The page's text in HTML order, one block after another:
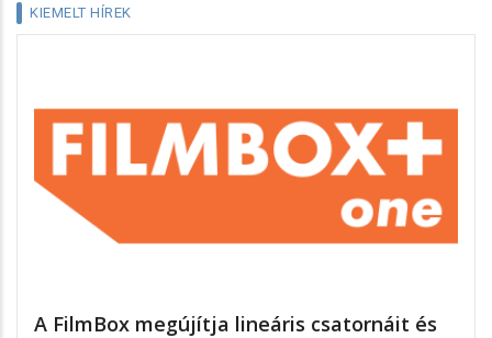
KIEMELT HÍREK
A FilmBox megújítja lineáris csatornáit és